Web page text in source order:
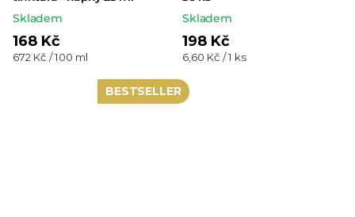
Skladem
168 Kč
Měrná
672 Kč / 100 ml
Skladem
198 Kč
Měrná
6,60 Kč / 1 ks
BESTSELLER